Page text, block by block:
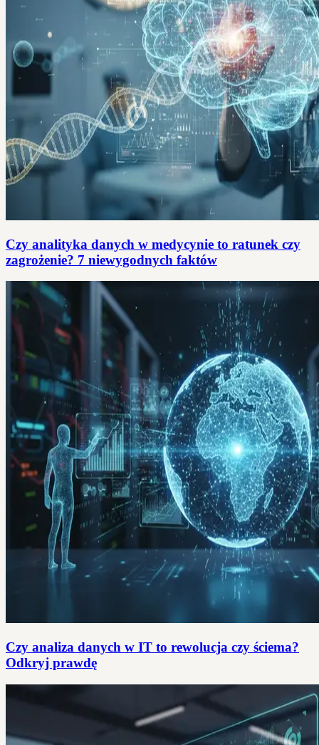
Czy analityka danych w medycynie to ratunek czy
zagrożenie? 7 niewygodnych faktów
Czy analiza danych w IT to rewolucja czy ściema?
Odkryj prawdę